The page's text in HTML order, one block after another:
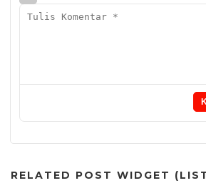
RELATED POST WIDGET